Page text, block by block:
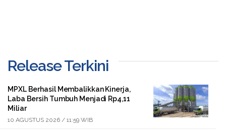
Release Terkini
MPXL Berhasil Membalikkan Kinerja,
Laba Bersih Tumbuh Menjadi Rp4,11
Miliar
10 AGUSTUS 2026 / 11:59 WIB